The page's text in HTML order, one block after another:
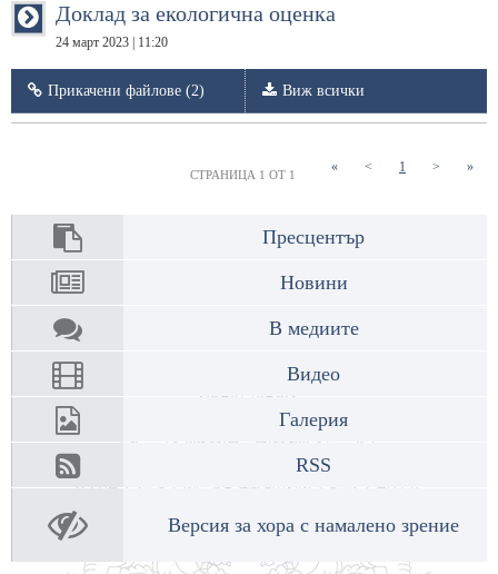
Доклад за екологична оценка
24 март 2023 | 11:20
Прикачени файлове (2) Виж всички
« < 1 (current)
> »
СТРАНИЦА 1 ОТ 1
Пресцентър
Новини
В медиите
Видео
Галерия
RSS
Версия за хора с намалено зрение